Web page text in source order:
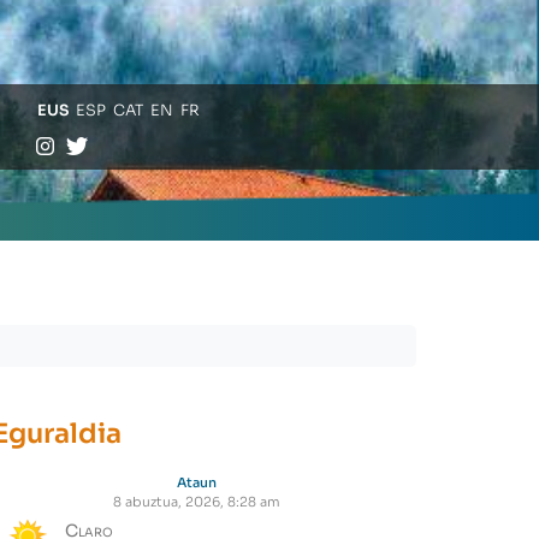
EUS ESP CAT EN FR
Ataun
8 abuztua, 2026, 8:28 am
Claro